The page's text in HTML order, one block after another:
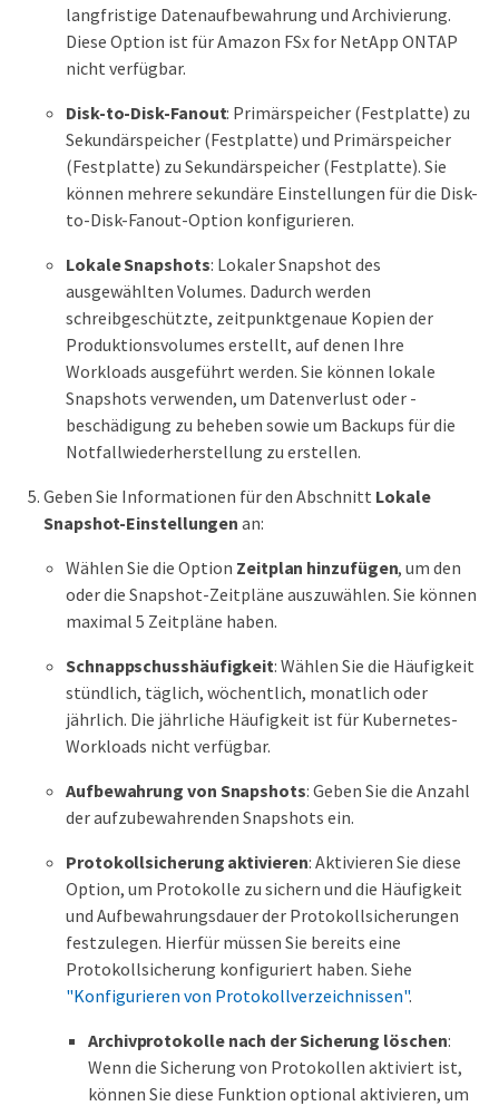
langfristige Datenaufbewahrung und Archivierung.
Diese Option ist für Amazon FSx for NetApp ONTAP
nicht verfügbar.
Disk-to-Disk-Fanout: Primärspeicher (Festplatte) zu
Sekundärspeicher (Festplatte) und Primärspeicher
(Festplatte) zu Sekundärspeicher (Festplatte). Sie
können mehrere sekundäre Einstellungen für die Disk-
to-Disk-Fanout-Option konfigurieren.
Lokale Snapshots: Lokaler Snapshot des
ausgewählten Volumes. Dadurch werden
schreibgeschützte, zeitpunktgenaue Kopien der
Produktionsvolumes erstellt, auf denen Ihre
Workloads ausgeführt werden. Sie können lokale
Snapshots verwenden, um Datenverlust oder -
beschädigung zu beheben sowie um Backups für die
Notfallwiederherstellung zu erstellen.
Geben Sie Informationen für den Abschnitt Lokale
Snapshot-Einstellungen an:
Wählen Sie die Option Zeitplan hinzufügen, um den
oder die Snapshot-Zeitpläne auszuwählen. Sie können
maximal 5 Zeitpläne haben.
Schnappschusshäufigkeit: Wählen Sie die Häufigkeit
stündlich, täglich, wöchentlich, monatlich oder
jährlich. Die jährliche Häufigkeit ist für Kubernetes-
Workloads nicht verfügbar.
Aufbewahrung von Snapshots: Geben Sie die Anzahl
der aufzubewahrenden Snapshots ein.
Protokollsicherung aktivieren: Aktivieren Sie diese
Option, um Protokolle zu sichern und die Häufigkeit
und Aufbewahrungsdauer der Protokollsicherungen
festzulegen. Hierfür müssen Sie bereits eine
Protokollsicherung konfiguriert haben. Siehe
"Konfigurieren von Protokollverzeichnissen".
Archivprotokolle nach der Sicherung löschen:
Wenn die Sicherung von Protokollen aktiviert ist,
können Sie diese Funktion optional aktivieren, um